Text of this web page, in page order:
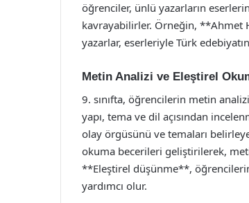
öğrenciler, ünlü yazarların
kavrayabilirler. Örneğin, **Ahmet
yazarlar, eserleriyle Türk
Metin Analizi ve Eleştirel
9. sınıfta, öğrencilerin metin
yapı, tema ve dil açısından
olay örgüsünü ve temaları
okuma becerileri geliştirilerek,
**Eleştirel düşünme**,
yardımcı olur.